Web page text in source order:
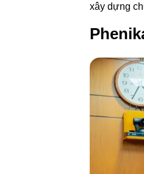
xây dựng